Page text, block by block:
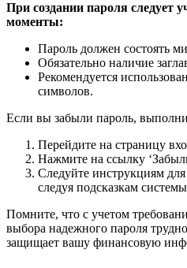
При создании пароля следует
моменты:
Пароль должен состоять
Обязательно наличие
Рекомендуется
символов.
Если вы забыли пароль,
Перейдите на страницу
Нажмите на ссылку
Следуйте инструкциям
следуя подсказкам
Помните, что с учетом
выбора надежного пароля
защищает вашу финансовую